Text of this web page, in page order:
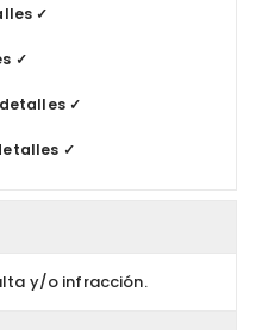
✓
✓
detalles ✓
✓
y/o infracción.